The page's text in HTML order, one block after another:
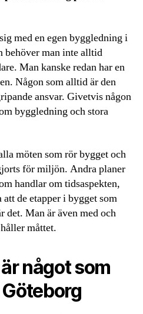
med en egen byggledning i
behöver man inte alltid
Man kanske redan har en
Någon som alltid är den
ansvar. Givetvis någon
byggledning och stora
möten som rör bygget och
för miljön. Andra planer
handlar om tidsaspekten,
de etapper i bygget som
det. Man är även med och
måttet.
något som